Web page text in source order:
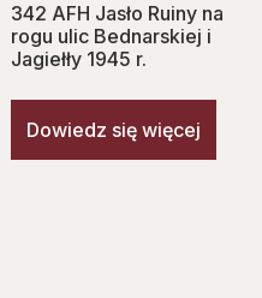
342 AFH Jasło Ruiny na
rogu ulic Bednarskiej i
Jagiełły 1945 r.
Dowiedz się więcej